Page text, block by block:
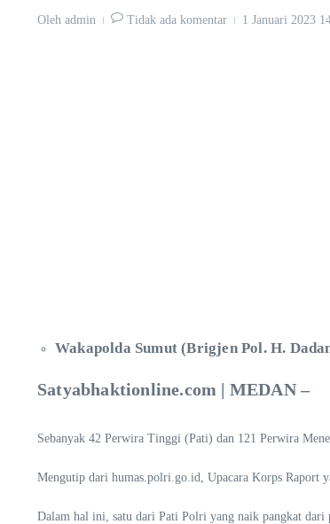
Oleh admin Tidak ada komentar 1 Januari 2023
Wakapolda Sumut (Brigjen Pol. H.
Satyabhaktionline.com | MEDAN –
Sebanyak 42 Perwira Tinggi (Pati) dan 121 Perwira
Mengutip dari humas.polri.go.id, Upacara Korps Raport
Dalam hal ini, satu dari Pati Polri yang naik pangkat